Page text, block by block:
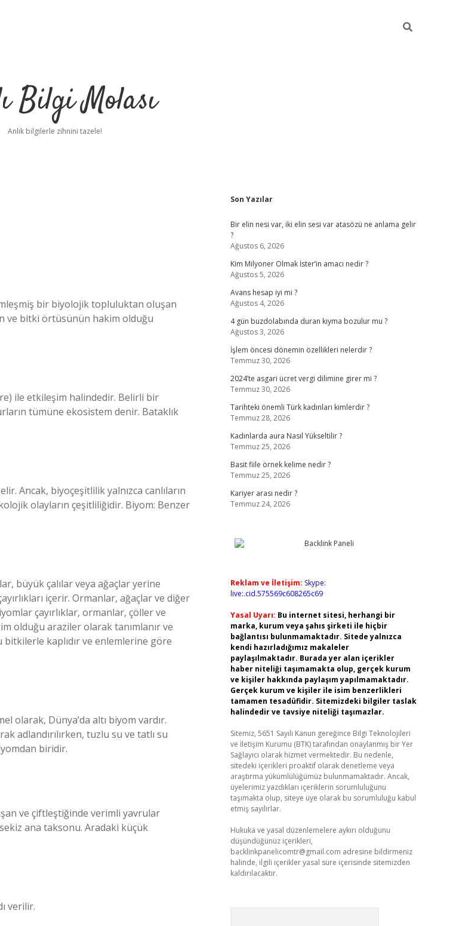
Bilgi Molası
Anlık bilgilerle zihnini tazele!
bir biyolojik topluluktan oluşan
ve bitki örtüsünün hakim olduğu
ile etkileşim halindedir. Belirli bir
tümüne ekosistem denir. Bataklık
Ancak, biyoçeşitlilik yalnızca canlıların
olayların çeşitliliğidir. Biyom: Benzer
büyük çalılar veya ağaçlar yerine
içerir. Ormanlar, ağaçlar ve diğer
çayırlıklar, ormanlar, çöller ve
olduğu araziler olarak tanımlanır ve
bitkilerle kaplıdır ve enlemlerine göre
olarak, Dünya’da altı biyom vardır.
adlandırılırken, tuzlu su ve tatlı su
biridir.
ve çiftleştiğinde verimli yavrular
ana taksonu. Aradaki küçük
verilir.
Sidebar
Son Yazılar
Bir elin nesi var, iki elin sesi var atasözü ne anlama gelir
?
Ağustos 6, 2026
Kim Milyoner Olmak İster’in amacı nedir ?
Ağustos 5, 2026
Avans hesap iyi mi ?
Ağustos 4, 2026
4 gün buzdolabında duran kıyma bozulur mu ?
Ağustos 3, 2026
İşlem öncesi dönemin özellikleri nelerdir ?
Temmuz 30, 2026
2024’te asgari ücret vergi dilimine girer mi ?
Temmuz 30, 2026
Tarihteki önemli Türk kadınları kimlerdir ?
Temmuz 28, 2026
Kadınlarda aura Nasıl Yükseltilir ?
Temmuz 25, 2026
Basit fiile örnek kelime nedir ?
Temmuz 25, 2026
Kariyer arası nedir ?
Temmuz 24, 2026
Reklam ve İletişim: Skype:
live:.cid.575569c608265c69
Yasal Uyarı: Bu internet sitesi, herhangi bir
marka, kurum veya şahıs şirketi ile hiçbir
bağlantısı bulunmamaktadır. Sitede yalnızca
kendi hazırladığımız makaleler
paylaşılmaktadır. Burada yer alan içerikler
haber niteliği taşımamakta olup, gerçek kurum
ve kişiler hakkında paylaşım yapılmamaktadır.
Gerçek kurum ve kişiler ile isim benzerlikleri
tamamen tesadüfidir. Sitemizdeki bilgiler taslak
halindedir ve tavsiye niteliği taşımazlar.
Sitemiz, 5651 Sayılı Kanun gereğince Bilgi Teknolojileri
ve İletişim Kurumu (BTK) tarafından onaylanmış bir Yer
Sağlayıcı olarak hizmet vermektedir. Bu nedenle,
sitedeki içerikleri proaktif olarak denetleme veya
araştırma yükümlülüğümüz bulunmamaktadır. Ancak,
üyelerimiz yazdıkları içeriklerin sorumluluğunu
taşımakta olup, siteye üye olarak bu sorumluluğu kabul
etmiş sayılırlar.
Hukuka ve yasal düzenlemelere aykırı olduğunu
düşündüğünüz içerikleri,
backlinkpanelicomtr@gmail.com adresine bildirmeniz
halinde, ilgili içerikler yasal süre içerisinde sitemizden
kaldırılacaktır.